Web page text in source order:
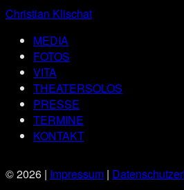
Christian Klischat
MEDIA
FOTOS
VITA
THEATERSOLOS
PRESSE
TERMINE
KONTAKT
© 2026 | Impressum |